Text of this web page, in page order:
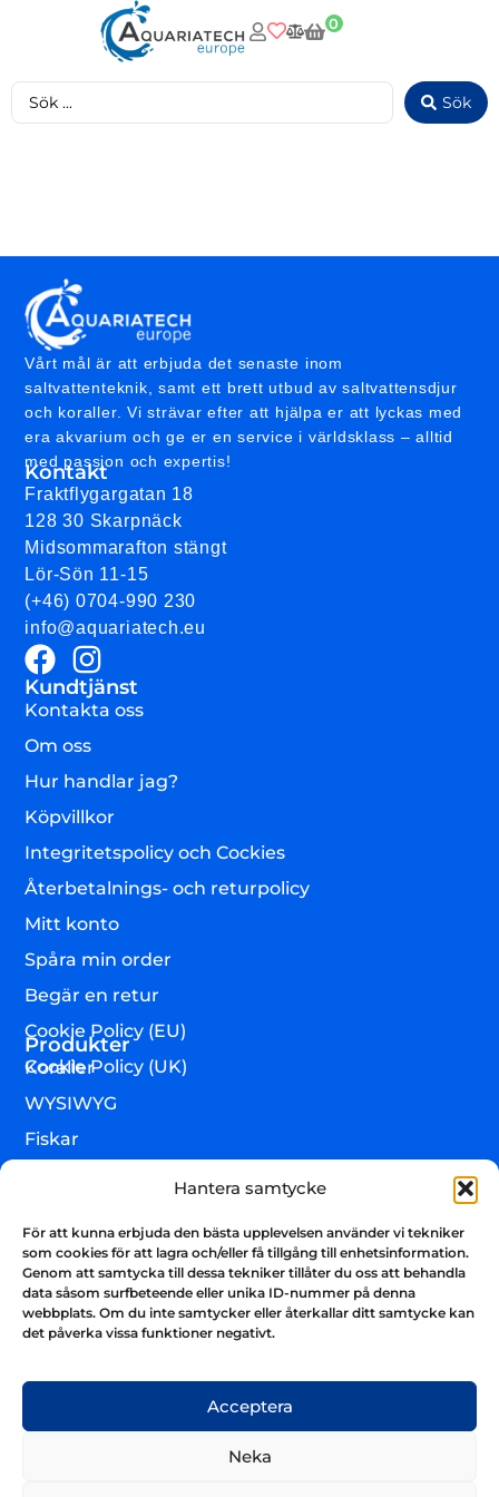
Hantera samtycke
För att kunna erbjuda den bästa upplevelsen använder vi tekniker
som cookies för att lagra och/eller få tillgång till enhetsinformation.
Genom att samtycka till dessa tekniker tillåter du oss att behandla
data såsom surfbeteende eller unika ID-nummer på denna
webbplats. Om du inte samtycker eller återkallar ditt samtycke kan
det påverka vissa funktioner negativt.
Acceptera
Neka
0
Sök
Vårt mål är att erbjuda det senaste inom
saltvattenteknik, samt ett brett utbud av saltvattensdjur
och koraller. Vi strävar efter att hjälpa er att lyckas med
era akvarium och ge er en service i världsklass – alltid
med passion och expertis!
Kontakt
Fraktflygargatan 18
128 30 Skarpnäck
Midsommarafton stängt
Lör-Sön 11-15
(+46) 0704-990 230
info@aquariatech.eu
Kundtjänst
Kontakta oss
Om oss
Hur handlar jag?
Köpvillkor
Integritetspolicy och Cockies
Återbetalnings- och returpolicy
Mitt konto
Spåra min order
Begär en retur
Cookie Policy (EU)
Cookie Policy (UK)
Produkter
Koraller
WYSIWYG
Fiskar
Teknik & utrustning
Varumärken
Akvarium & sump
Nyhetsbrev